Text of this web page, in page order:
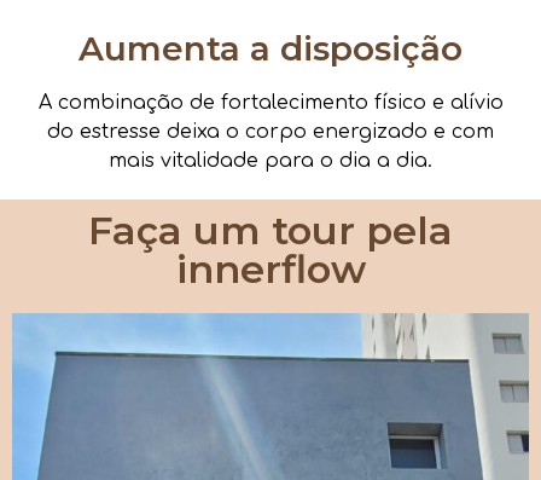
Aumenta a disposição
A combinação de fortalecimento físico e alívio
do estresse deixa o corpo energizado e com
mais vitalidade para o dia a dia.
Faça um tour pela
innerflow